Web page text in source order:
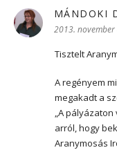
MÁNDOKI
2013.
Tisztelt
A regényem
megakadt a
„A
arról, hogy
Aranymosás